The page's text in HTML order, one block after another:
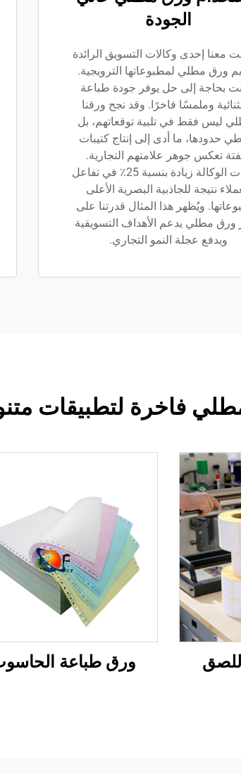
الجودة
معنا إحدى وكالات التسويق الرائدة
ورق مطلي لمطبوعاتها الترويجية.
بحاجة إلى حل يوفر جودة طباعة
وملمسًا فاخرًا. وقد نجح ورقنا
ليس فقط في تلبية توقعاتهم، بل
حدودها، ما أدى إلى إنتاج كتيبات
تعكس جوهر علامتهم التجارية.
وشهدت الوكالة زيادة بنسبة 25٪ في تفاعل
نتيجة للجاذبية البصرية الأعلى
ويُظهر هذا المثال قدرتنا على
ورق مطلي يدعم الأهداف التسويقية
ويدفع عجلة النمو التجاري.
فاخرة لتطبيقات
ورق طباعة